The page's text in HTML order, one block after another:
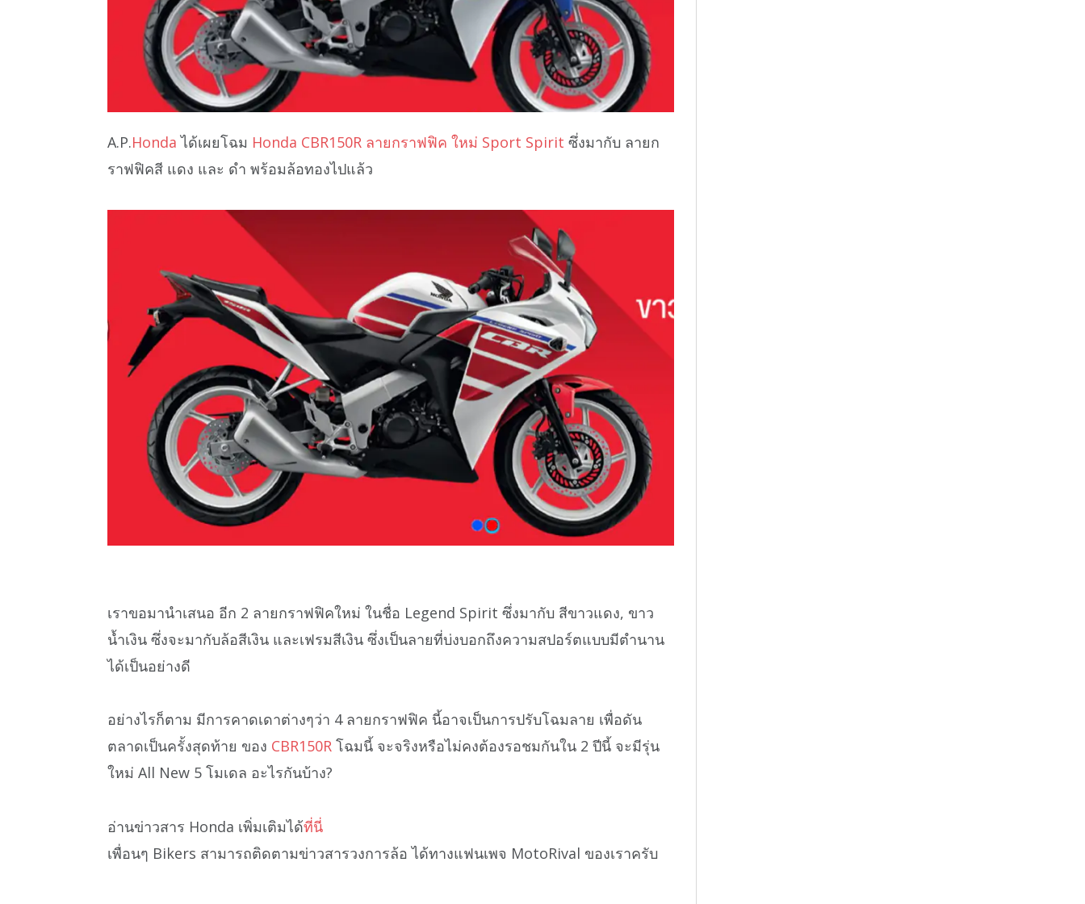
A.P.Honda ได้เผยโฉม Honda CBR150R ลายกราฟฟิค ใหม่ Sport Spirit ซึ่งมากับ ลายก
ราฟฟิคสี แดง และ ดำ พร้อมล้อทองไปแล้ว
เราขอมานำเสนอ อีก 2 ลายกราฟฟิคใหม่ ในชื่อ Legend Spirit ซึ่งมากับ สีขาวแดง, ขาว
น้ำเงิน ซึ่งจะมากับล้อสีเงิน และเฟรมสีเงิน ซึ่งเป็นลายที่บ่งบอกถึงความสปอร์ตแบบมีตำนาน
ได้เป็นอย่างดี
อย่างไรก็ตาม มีการคาดเดาต่างๆว่า 4 ลายกราฟฟิค นี้อาจเป็นการปรับโฉมลาย เพื่อดัน
ตลาดเป็นครั้งสุดท้าย ของ CBR150R โฉมนี้ จะจริงหรือไม่คงต้องรอชมกันใน 2 ปีนี้ จะมีรุ่น
ใหม่ All New 5 โมเดล อะไรกันบ้าง?
อ่านข่าวสาร Honda เพิ่มเติมได้ที่นี่
เพื่อนๆ Bikers สามารถติดตามข่าวสารวงการล้อ ได้ทางแฟนเพจ MotoRival ของเราครับ